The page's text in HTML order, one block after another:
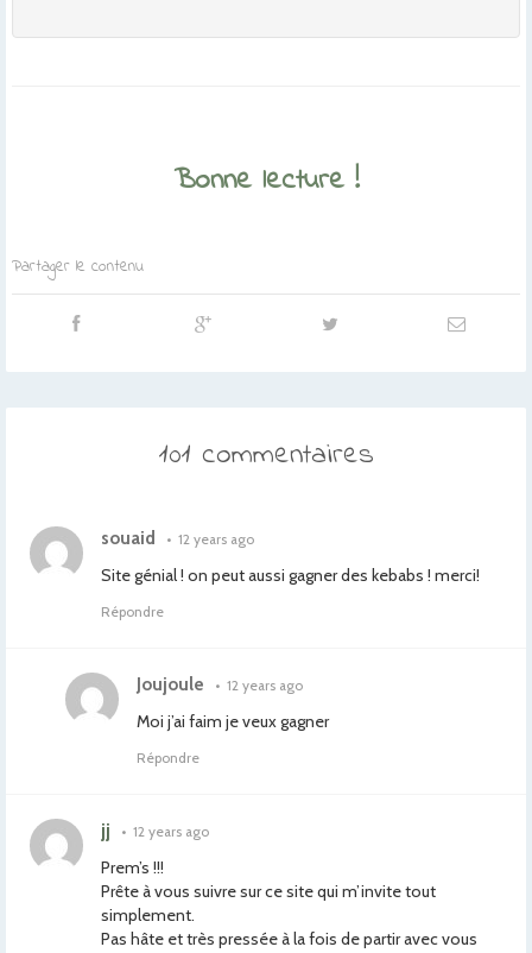
Bonne lecture !
Partager le contenu
101 commentaires
souaid • 12 years ago
Site génial ! on peut aussi gagner des kebabs ! merci!
Répondre
Joujoule • 12 years ago
Moi j’ai faim je veux gagner
Répondre
jj • 12 years ago
Prem’s !!!
Prête à vous suivre sur ce site qui m’invite tout
simplement.
Pas hâte et très pressée à la fois de partir avec vous